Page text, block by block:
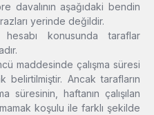
davalının aşağıdaki bendin
yerinde değildir.
konusunda taraflar
maddesinde çalışma süresi
Ancak tarafların
süresinin, haftanın çalışılan
koşulu ile farklı şekilde